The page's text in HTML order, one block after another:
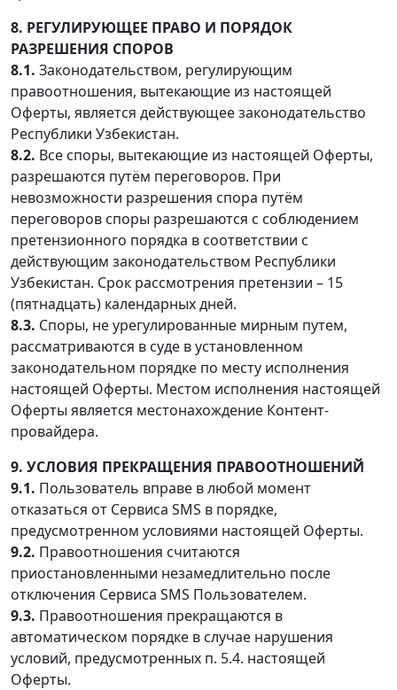
8. РЕГУЛИРУЮЩЕЕ ПРАВО И ПОРЯДОК
РАЗРЕШЕНИЯ СПОРОВ
8.1. Законодательством, регулирующим
правоотношения, вытекающие из настоящей
Оферты, является действующее законодательство
Республики Узбекистан.
8.2. Все споры, вытекающие из настоящей Оферты,
разрешаются путём переговоров. При
невозможности разрешения спора путём
переговоров споры разрешаются с соблюдением
претензионного порядка в соответствии с
действующим законодательством Республики
Узбекистан. Срок рассмотрения претензии – 15
(пятнадцать) календарных дней.
8.3. Споры, не урегулированные мирным путем,
рассматриваются в суде в установленном
законодательном порядке по месту исполнения
настоящей Оферты. Местом исполнения настоящей
Оферты является местонахождение Контент-
провайдера.
9. УСЛОВИЯ ПРЕКРАЩЕНИЯ ПРАВООТНОШЕНИЙ
9.1. Пользователь вправе в любой момент
отказаться от Сервиса SMS в порядке,
предусмотренном условиями настоящей Оферты.
9.2. Правоотношения считаются
приостановленными незамедлительно после
отключения Сервиса SMS Пользователем.
9.3. Правоотношения прекращаются в
автоматическом порядке в случае нарушения
условий, предусмотренных п. 5.4. настоящей
Оферты.